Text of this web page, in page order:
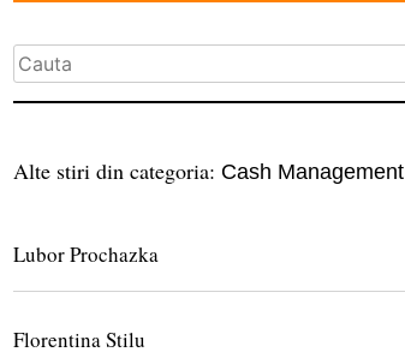
Alte stiri din categoria: Cash Management
Lubor Prochazka
Florentina Stilu